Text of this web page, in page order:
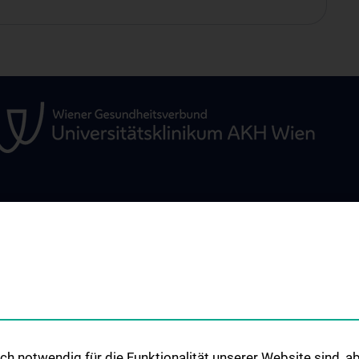
Herzchirurgie
Forschungslabor